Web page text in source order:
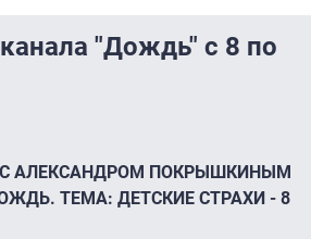
"Дождь" с 8 по
С АЛЕКСАНДРОМ ПОКРЫШКИНЫМ
ТЕМА: ДЕТСКИЕ СТРАХИ - 8